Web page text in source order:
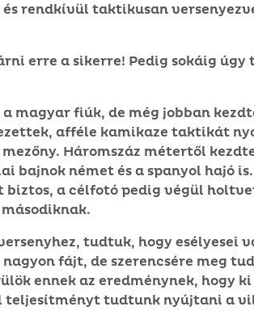
és rendkívül taktikusan
erre a sikerre! Pedig sokáig úgy
magyar fiúk, de még jobban
afféle kamikaze taktikát
Háromszáz métertől
bajnok német és a spanyol hajó
a célfotó pedig végül
tudtuk, hogy esélyesei
fájt, de szerencsére meg
ennek az eredménynek, hogy
tudtunk nyújtani a